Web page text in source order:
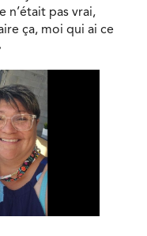
n’était pas vrai,
ça, moi qui ai ce